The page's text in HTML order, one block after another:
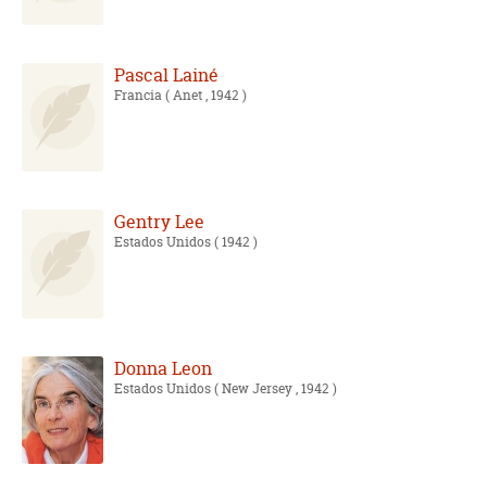
Pascal Lainé
Francia( Anet , 1942 )
Gentry Lee
Estados Unidos( 1942 )
Donna Leon
Estados Unidos( New Jersey , 1942 )